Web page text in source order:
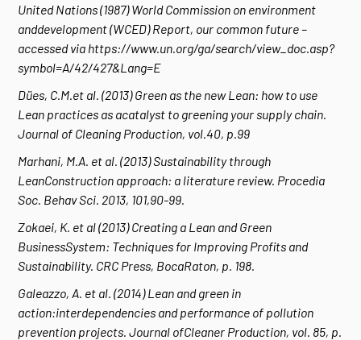
United Nations (1987) World Commission on environment
anddevelopment (WCED) Report, our common future –
accessed via https://www.un.org/ga/search/view_doc.asp?
symbol=A/42/427&Lang=E
Dües, C.M.et al. (2013) Green as the new Lean: how to use
Lean practices as acatalyst to greening your supply chain.
Journal of Cleaning Production, vol.40, p.99
Marhani, M.A. et al. (2013) Sustainability through
LeanConstruction approach: a literature review. Procedia
Soc. Behav Sci. 2013, 101,90-99.
Zokaei, K. et al (2013) Creating a Lean and Green
BusinessSystem: Techniques for Improving Profits and
Sustainability. CRC Press, BocaRaton, p. 198.
Galeazzo, A. et al. (2014) Lean and green in
action:interdependencies and performance of pollution
prevention projects. Journal ofCleaner Production, vol. 85, p.